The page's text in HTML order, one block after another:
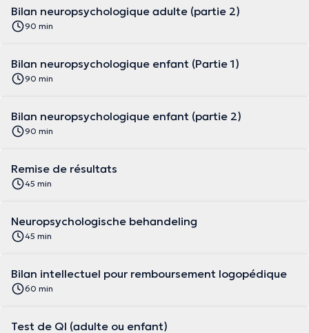
Bilan neuropsychologique adulte (partie 2)
90 min
Bilan neuropsychologique enfant (Partie 1)
90 min
Bilan neuropsychologique enfant (partie 2)
90 min
Remise de résultats
45 min
Neuropsychologische behandeling
45 min
Bilan intellectuel pour remboursement logopédique
60 min
Test de QI (adulte ou enfant)